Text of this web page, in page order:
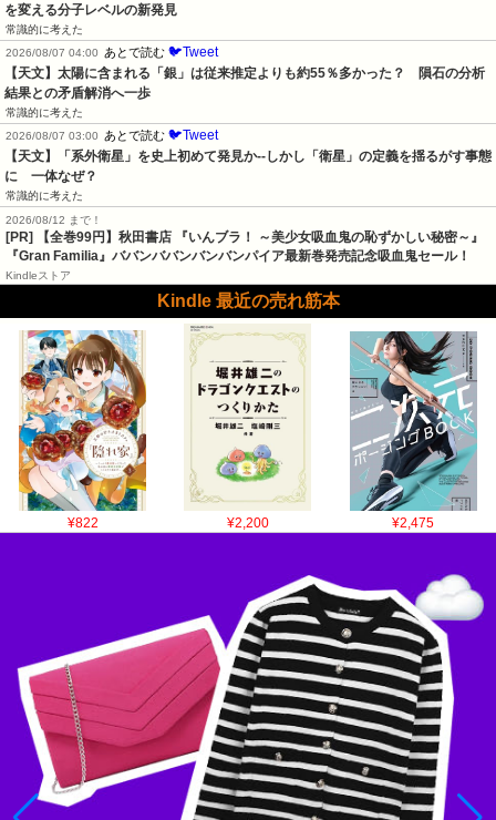
を変える分子レベルの新発見
常識的に考えた
2026/08/07 04:00
あとで読む 🐦Tweet
【天文】太陽に含まれる「銀」は従来推定よりも約55％多かった？　隕石の分析
結果との矛盾解消へ一歩
常識的に考えた
2026/08/07 03:00
あとで読む 🐦Tweet
【天文】「系外衛星」を史上初めて発見か--しかし「衛星」の定義を揺るがす事態
に　一体なぜ？
常識的に考えた
2026/08/12 まで！
[PR]
【全巻99円】秋田書店 『いんブラ！ ～美少女吸血鬼の恥ずかしい秘密～』
『Gran Familia』ババンババンバンバンパイア最新巻発売記念吸血鬼セール！
Kindleストア
Kindle 最近の売れ筋本
¥822 ¥2,200 ¥2,475